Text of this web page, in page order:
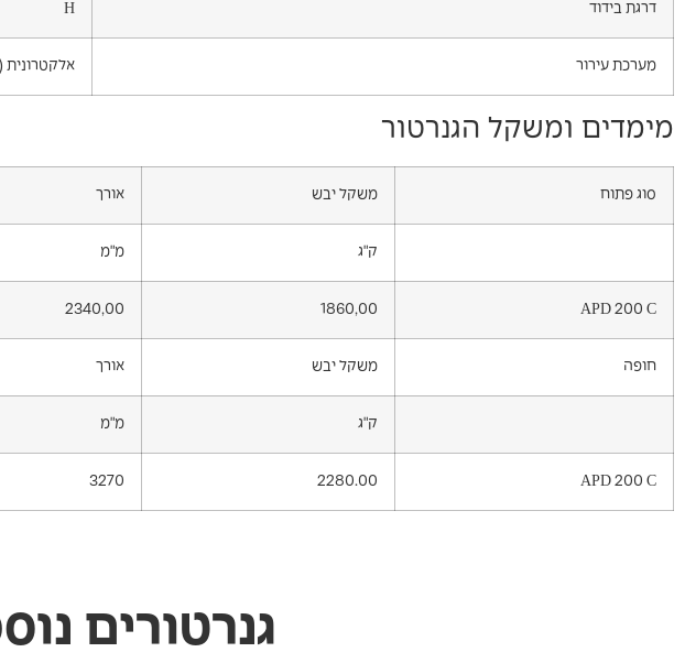
דרגת בידוד H
מערכת עירור אלקטרונית (AVR)
מימדים ומשקל הגנרטור
סוג פתוח משקל יבש אורך
ק"ג מ"מ
APD 200 C
1860,00
2340,00
חופה משקל יבש אורך
ק"ג מ"מ
APD 200 C
2280.00
3270
גנרטורים